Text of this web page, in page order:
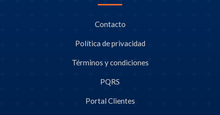
Contacto
Política de privacidad
Términos y condiciones
PQRS
Portal Clientes